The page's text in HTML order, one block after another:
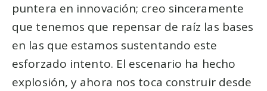
puntera en innovación; creo sinceramente
que tenemos que repensar de raíz las bases
en las que estamos sustentando este
esforzado intento. El escenario ha hecho
explosión, y ahora nos toca construir desde